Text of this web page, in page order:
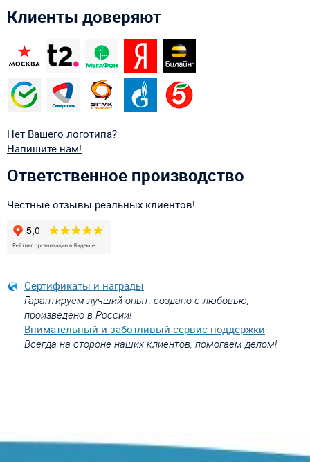
Клиенты доверяют
Нет Вашего логотипа?
Напишите нам!
Ответственное производство
Честные отзывы реальных клиентов!
Сертификаты и награды
Гарантируем лучший опыт: создано с любовью,
произведено в России!
Внимательный и заботливый сервис поддержки
Всегда на стороне наших клиентов, помогаем делом!